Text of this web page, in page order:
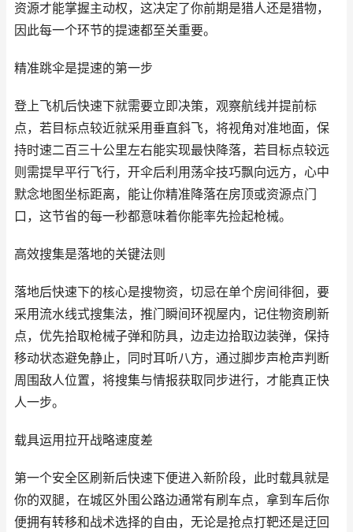
资源才能掌握主动权，这决定了你前期是猎人还是猎物，
因此每一个环节的提速都至关重要。
精准跳伞是提速的第一步
登上飞机后快速下就需要立即决策，观察航线并提前标
点，若目标点较近就采用垂直斜飞，将视角对准地面，保
持时速二百三十公里左右能实现最快降落，若目标点较远
则需提早平行飞行，开伞后利用荡伞技巧飘向远方，心中
默念地图坐标距离，能让你精准降落在房顶或资源点门
口，这节省的每一秒都意味着你能率先捡起枪械。
高效搜集是落地的关键法则
落地后快速下的核心是搜物资，切忌在单个房间徘徊，要
采用流水线式搜集法，推门瞬间环视屋内，记住物资刷新
点，优先拾取枪械子弹和防具，边走边拾取边装弹，保持
移动状态避免静止，同时耳听八方，通过脚步声枪声判断
周围敌人位置，将搜集与情报获取同步进行，才能真正快
人一步。
载具运用拉开战略速度差
第一个安全区刷新后快速下便进入新阶段，此时载具就是
你的双腿，在城区外围公路边通常有刷车点，拿到车后你
便拥有转移和战术选择的自由，无论是抢点打靶还是迂回